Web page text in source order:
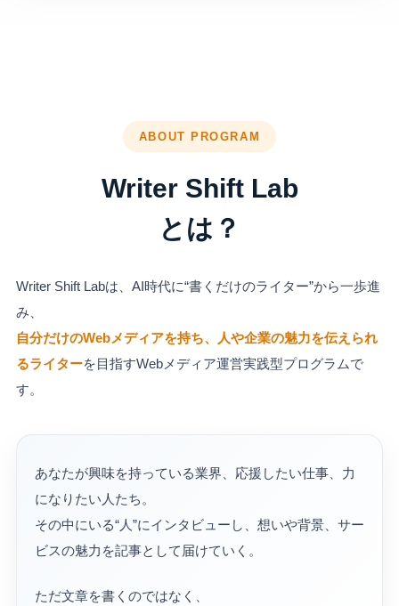
ABOUT PROGRAM
Writer Shift Lab
とは？
Writer Shift Labは、AI時代に“書くだけのライター”から一歩進
み、
自分だけのWebメディアを持ち、人や企業の魅力を伝えられ
るライターを目指すWebメディア運営実践型プログラムで
す。
あなたが興味を持っている業界、応援したい仕事、力
になりたい人たち。
その中にいる“人”にインタビューし、想いや背景、サー
ビスの魅力を記事として届けていく。
ただ文章を書くのではなく、